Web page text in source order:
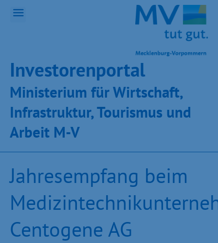
Inves­toren­por­tal
Ministeri­um für Wirt­schaft,
Infra­struk­tur, Tou­ris­mus und
Ar­beit M-V
Jahresempfang beim
Centogene AG